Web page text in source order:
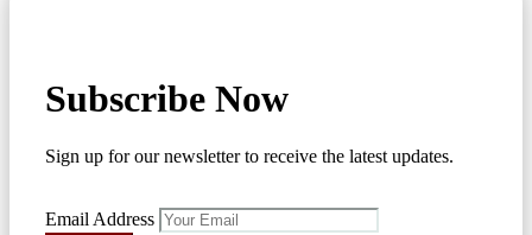
Subscribe Now
Sign up for our newsletter to receive the latest updates.
Email Address